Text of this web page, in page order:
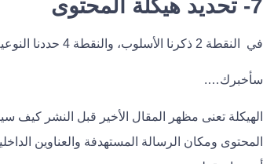
7- تحديد هيكلة المحتوى
في النقطة 2 ذكرنا الأسلوب، والنقطة 4 حددنا النوعية، والآن في النقطة 7 نُحدد الهيكلة، ولكن ماذا تعني الهيكلة؟
سأخبرك….
الهيكلة تعنى مظهر المقال الأخير قبل النشر كيف
المحتوى ومكان الرسالة المستهدفة والعناوين